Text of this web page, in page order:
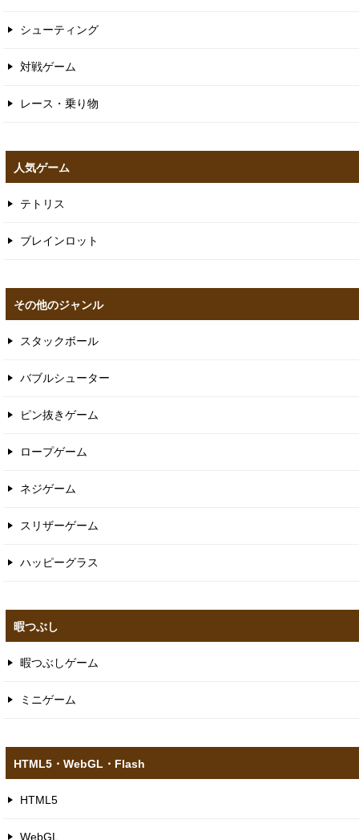
シューティング
対戦ゲーム
レース・乗り物
人気ゲーム
テトリス
ブレインロット
その他のジャンル
スタックボール
バブルシューター
ピン抜きゲーム
ロープゲーム
ネジゲーム
スリザーゲーム
ハッピーグラス
暇つぶし
暇つぶしゲーム
ミニゲーム
HTML5​・WebGL​・Flash
HTML5
WebGL